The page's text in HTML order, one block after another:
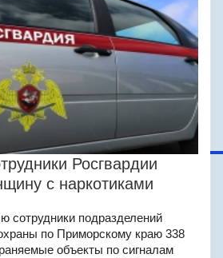
Росгвардии
с наркотиками
сотрудники подразделений
по Приморскому краю 338
объекты по сигналам